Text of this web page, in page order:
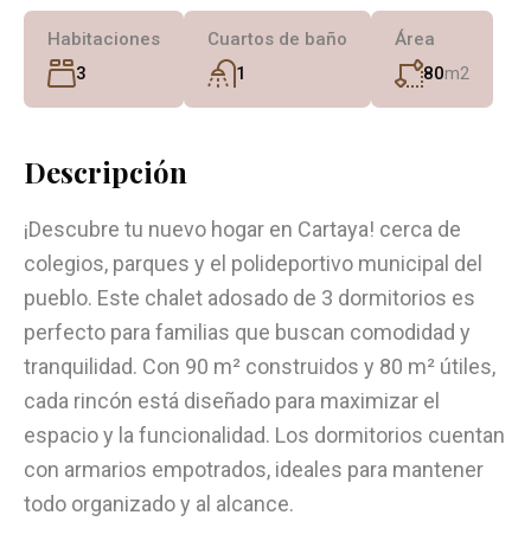
Habitaciones
3
Cuartos de baño
1
Área
80m2
Descripción
¡Descubre tu nuevo hogar en Cartaya! cerca de
colegios, parques y el polideportivo municipal del
pueblo. Este chalet adosado de 3 dormitorios es
perfecto para familias que buscan comodidad y
tranquilidad. Con 90 m² construidos y 80 m² útiles,
cada rincón está diseñado para maximizar el
espacio y la funcionalidad. Los dormitorios cuentan
con armarios empotrados, ideales para mantener
todo organizado y al alcance.